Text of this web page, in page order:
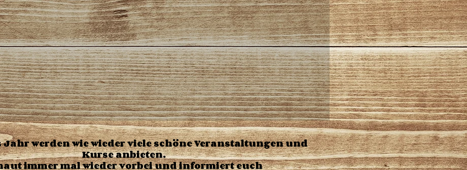
Jahr werden wie wieder viele schöne Veranstaltungen und
Kurse anbieten.
immer mal wieder vorbei und informiert euch